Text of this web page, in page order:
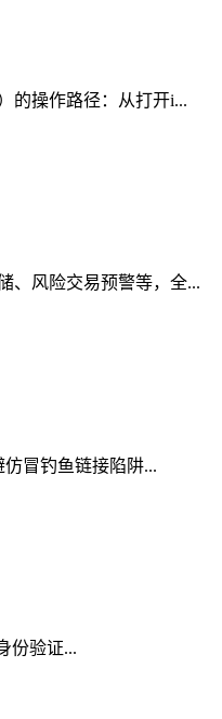
的操作路径：从打开i...
、风险交易预警等，全...
冒钓鱼链接陷阱...
份验证...